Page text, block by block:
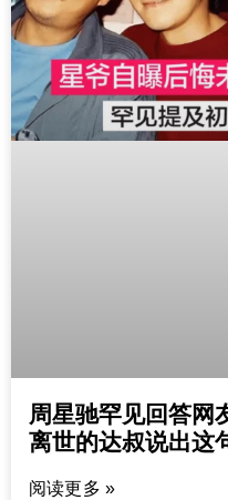
周星驰罕见回答网
离世的达叔说出这
阅读更多 »